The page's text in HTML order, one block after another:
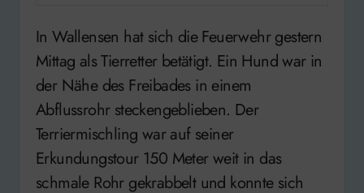
In Wallensen hat sich die Feuerwehr gestern
Mittag als Tierretter betätigt. Ein Hund war in
der Nähe des Freibades in einem
Abflussrohr steckengeblieben. Der
Terriermischling war auf seiner
Erkundungstour 150 Meter weit in das
schmale Rohr gekrabbelt und konnte sich